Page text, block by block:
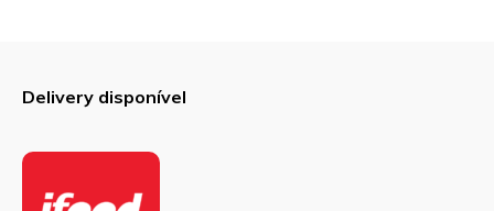
Delivery disponível